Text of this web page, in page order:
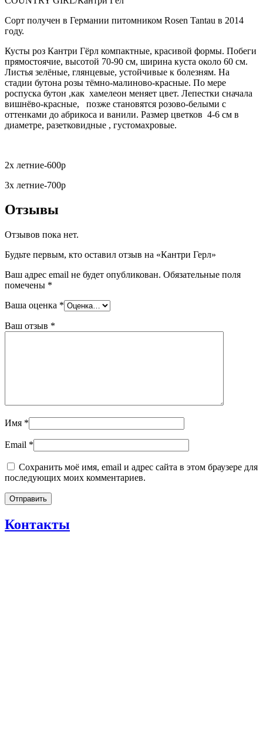
Сорт получен в Германии питомником Rosen Tantau в 2014
году.
Кусты роз Кантри Гёрл компактные, красивой формы. Побеги
прямостоячие, высотой 70-90 см, ширина куста около 60 см.
Листья зелёные, глянцевые, устойчивые к болезням. На
стадии бутона розы тёмно-малиново-красные. По мере
роспуска бутон ,как хамелеон меняет цвет. Лепестки сначала
вишнёво-красные, позже становятся розово-белыми с
оттенками до абрикоса и ванили. Размер цветков 4-6 см в
диаметре, разетковидные , густомахровые.
2х летние-600р
3х летние-700р
Отзывы
Отзывов пока нет.
Будьте первым, кто оставил отзыв на «Кантри Герл»
Ваш адрес email не будет опубликован. Обязательные поля
помечены *
Ваша оценка *
Ваш отзыв *
Имя *
Email *
Сохранить моё имя, email и адрес сайта в этом браузере для
последующих моих комментариев.
Контакты